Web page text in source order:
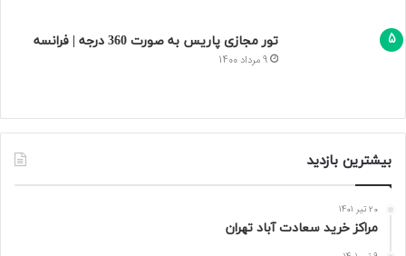
تور مجازی پاریس به صورت 360 درجه | فرانسه
9 مرداد 1400
بیشترین بازدید
20 تیر 1401
مراکز خرید سعادت‌ آباد تهران